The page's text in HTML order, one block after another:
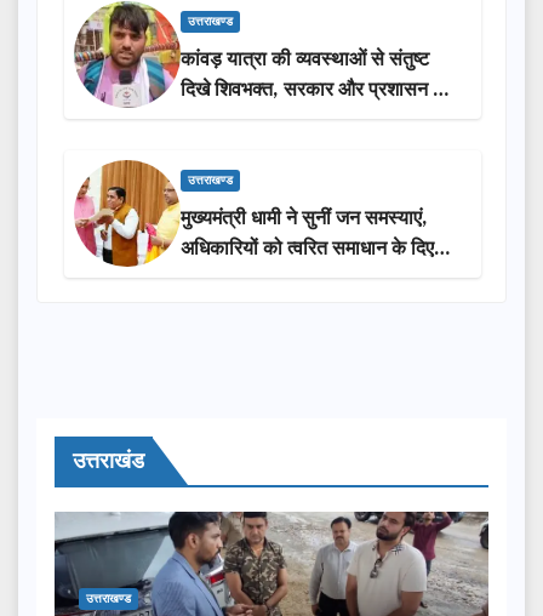
उत्तराखण्ड
कांवड़ यात्रा की व्यवस्थाओं से संतुष्ट
दिखे शिवभक्त, सरकार और प्रशासन की
सराहना…
उत्तराखण्ड
मुख्यमंत्री धामी ने सुनीं जन समस्याएं,
अधिकारियों को त्वरित समाधान के दिए
निर्देश
उत्तराखंड
उत्तराखण्ड